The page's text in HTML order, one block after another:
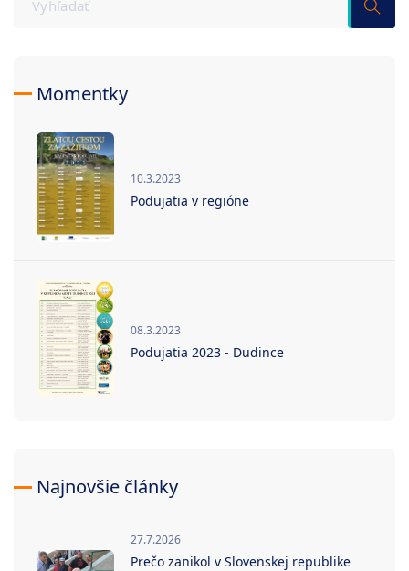
Momentky
10.3.2023
Podujatia v regióne
08.3.2023
Podujatia 2023 - Dudince
Najnovšie články
27.7.2026
Prečo zanikol v Slovenskej republike